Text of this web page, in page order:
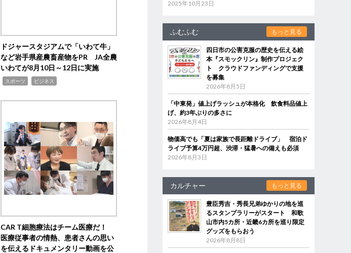
ドジャースタジアムで「いわて牛」
など岩手県産農畜産物をPR JA全農
いわてが8月10日～12日に実施
スポーツ ビジネス
CAR T細胞療法はチーム医療だ！
医療従事者の情熱、患者さんの思い
を伝えるドキュメンタリー動画を公
2025年10月23日
ふむふむ もっと見る
四日市の公害克服の歴史を伝える絵
本『スモックリン』制作プロジェク
ト クラウドファンディングで支援
を募集
2026年8月5日
「中東発」値上げラッシュが本格化 飲食料品値上
げ、約3年ぶりの多さに
2026年8月4日
物価高でも「夏は家族で長距離ドライブ」 宿泊ド
ライブ予算4万円超、渋滞・猛暑への備えも必須
2026年8月3日
カルチャー もっと見る
豊臣秀吉・秀長兄弟ゆかりの地を巡
るスタンプラリーがスタート 和歌
山市内5カ所・近畿6カ所を巡り限定
グッズをもらおう
2026年8月8日